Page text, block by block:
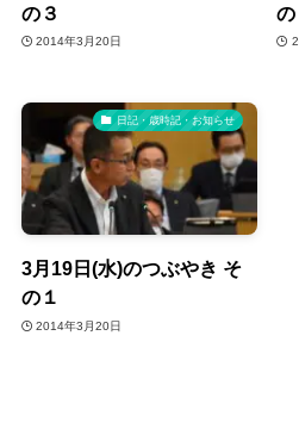
の３
2014年3月20日
の
日記・歳時記・お知らせ
3月19日(水)のつぶやき そ
の１
2014年3月20日